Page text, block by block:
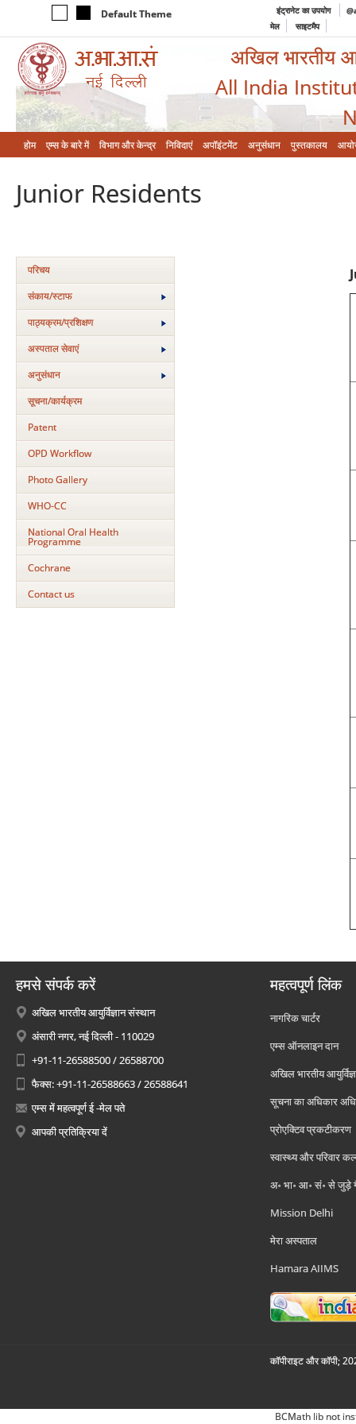
Default Theme इंट्रानेट का उपयोग
मेल
साइटमैप
अखिल भारतीय
All India
होम एम्‍स के बारे में विभाग और केन्‍द्र निविदाएं अपॉइंटमेंट अनुसंधान पुस्तकालय
Junior Residents
परिचय
संकाय/स्‍टाफ
पाठ्यक्रम/प्रशिक्षण
अस्‍पताल सेवाएं
अनुसंधान
सूचना/कार्यक्रम
Patent
OPD Workflow
Photo Gallery
WHO-CC
National Oral Health
Programme
Cochrane
Contact us
हमसे संपर्क करें
अखिल भारतीय आयुर्विज्ञान संस्थान
अंसारी नगर, नई दिल्ली - 110029
+91-11-26588500 / 26588700
फैक्स: +91-11-26588663 / 26588641
एम्स में महत्वपूर्ण ई -मेल पते
आपकी प्रतिक्रिया दें
महत्वपूर्ण लिंक
नागरिक चार्टर
एम्स ऑनलाइन दान
अखिल भारतीय
सूचना का अधिकार
प्रोएक्टिव प्रकटीकरण
स्वास्थ्य और परिवार
अ॰ भा॰ आ॰ सं॰ से जुड़े
Mission Delhi
मेरा अस्पताल
Hamara AIIMS
कॉपीराइट और कॉपी;
BCMath lib not